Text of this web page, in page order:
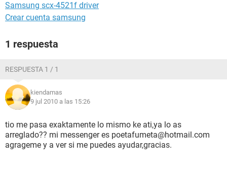
Samsung scx-4521f driver
Crear cuenta samsung
1 respuesta
RESPUESTA 1 / 1
kiendamas
9 jul 2010 a las 15:26
tio me pasa exaktamente lo mismo ke ati,ya lo as
arreglado?? mi messenger es poetafumeta@hotmail.com
agrageme y a ver si me puedes ayudar,gracias.